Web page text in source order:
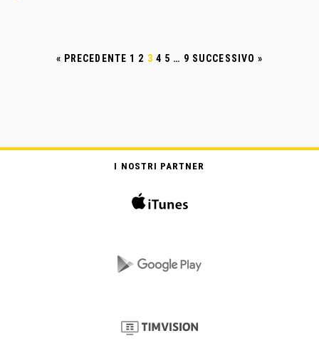
« PRECEDENTE 1 2 3 4 5 … 9 SUCCESSIVO »
I NOSTRI PARTNER